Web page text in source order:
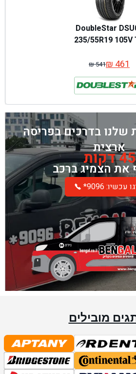
DoubleStar
235/55R19 105V
₪541
המחיר
המקורי
היה:
₪ 541.
₪461 המחיר
הנוכחי
הוא:
₪ 461.
שלנו בדרכים בפריסה
ארצית
45 דקותאת הצמיג ברכב
עכשיו: 9096
מובילים